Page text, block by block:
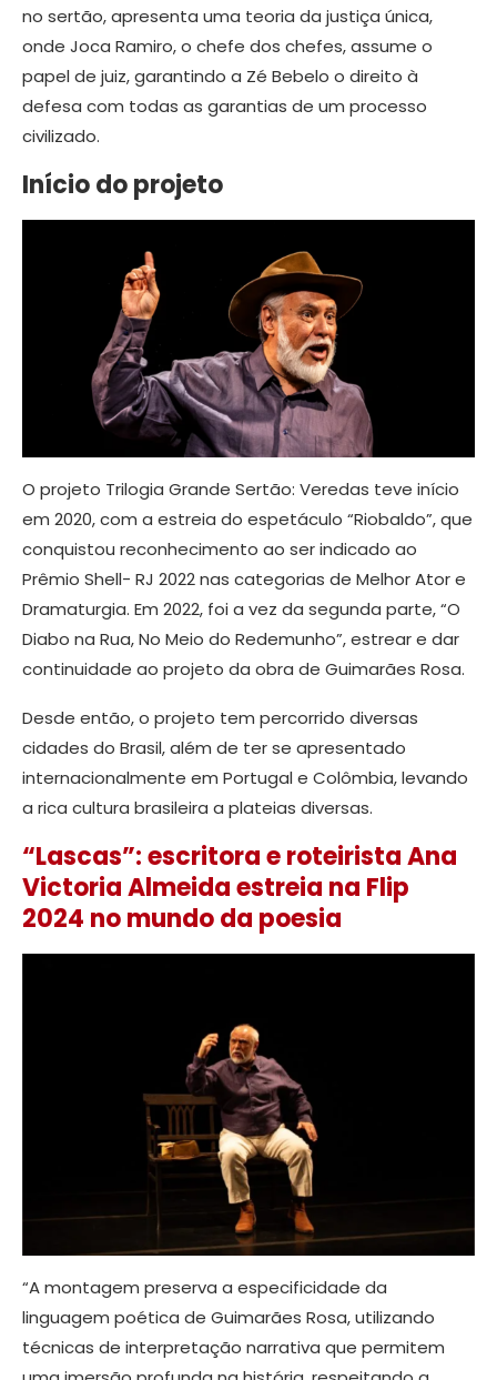
no sertão, apresenta uma teoria da justiça única,
onde Joca Ramiro, o chefe dos chefes, assume o
papel de juiz, garantindo a Zé Bebelo o direito à
defesa com todas as garantias de um processo
civilizado.
Início do projeto
O projeto Trilogia Grande Sertão: Veredas teve início
em 2020, com a estreia do espetáculo “Riobaldo”, que
conquistou reconhecimento ao ser indicado ao
Prêmio Shell- RJ 2022 nas categorias de Melhor Ator e
Dramaturgia. Em 2022, foi a vez da segunda parte, “O
Diabo na Rua, No Meio do Redemunho”, estrear e dar
continuidade ao projeto da obra de Guimarães Rosa.
Desde então, o projeto tem percorrido diversas
cidades do Brasil, além de ter se apresentado
internacionalmente em Portugal e Colômbia, levando
a rica cultura brasileira a plateias diversas.
“Lascas”: escritora e roteirista Ana
Victoria Almeida estreia na Flip
2024 no mundo da poesia
“A montagem preserva a especificidade da
linguagem poética de Guimarães Rosa, utilizando
técnicas de interpretação narrativa que permitem